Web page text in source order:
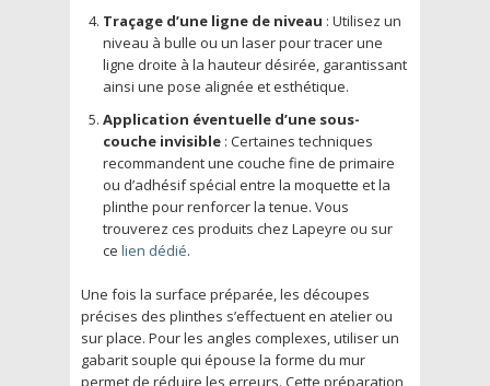
Traçage d’une ligne de niveau : Utilisez un
niveau à bulle ou un laser pour tracer une
ligne droite à la hauteur désirée, garantissant
ainsi une pose alignée et esthétique.
Application éventuelle d’une sous-
couche invisible : Certaines techniques
recommandent une couche fine de primaire
ou d’adhésif spécial entre la moquette et la
plinthe pour renforcer la tenue. Vous
trouverez ces produits chez Lapeyre ou sur
ce lien dédié.
Une fois la surface préparée, les découpes
précises des plinthes s’effectuent en atelier ou
sur place. Pour les angles complexes, utiliser un
gabarit souple qui épouse la forme du mur